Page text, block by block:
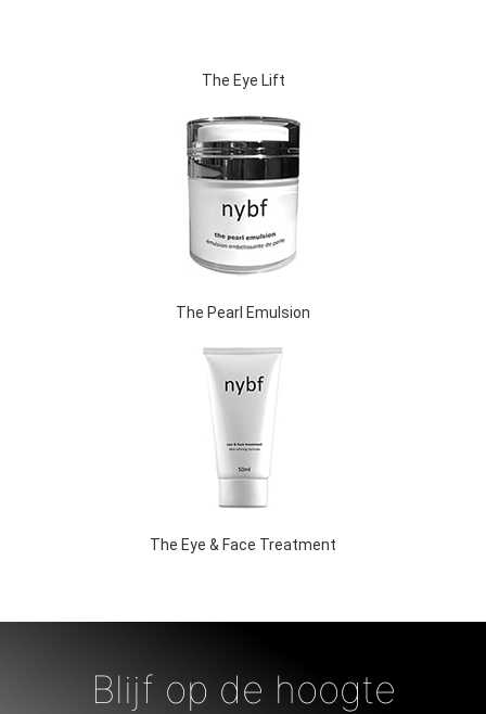
The Eye Lift
The Pearl Emulsion
The Eye & Face Treatment
Blijf op de hoogte